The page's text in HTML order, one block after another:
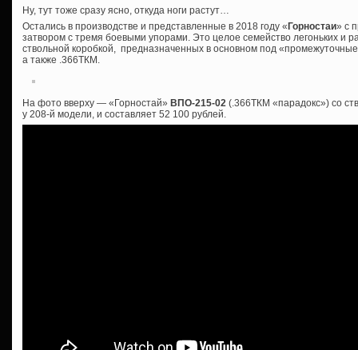
Ну, тут тоже сразу ясно, откуда ноги растут…
Остались в производстве и представленные в 2018 году « Горностаи» с
затвором с тремя боевыми упорами. Это целое семейство легоньких и
ствольной коробкой, предназначенных в основном под
а также .366ТКМ.
На фото вверху — «Горностай» ВПО-215-02 (.366ТКМ «парадокс») со
у 208-й модели, и составляет 52 100 рублей.